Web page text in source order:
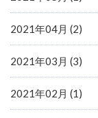
2021年04月 (2)
2021年03月 (3)
2021年02月 (1)